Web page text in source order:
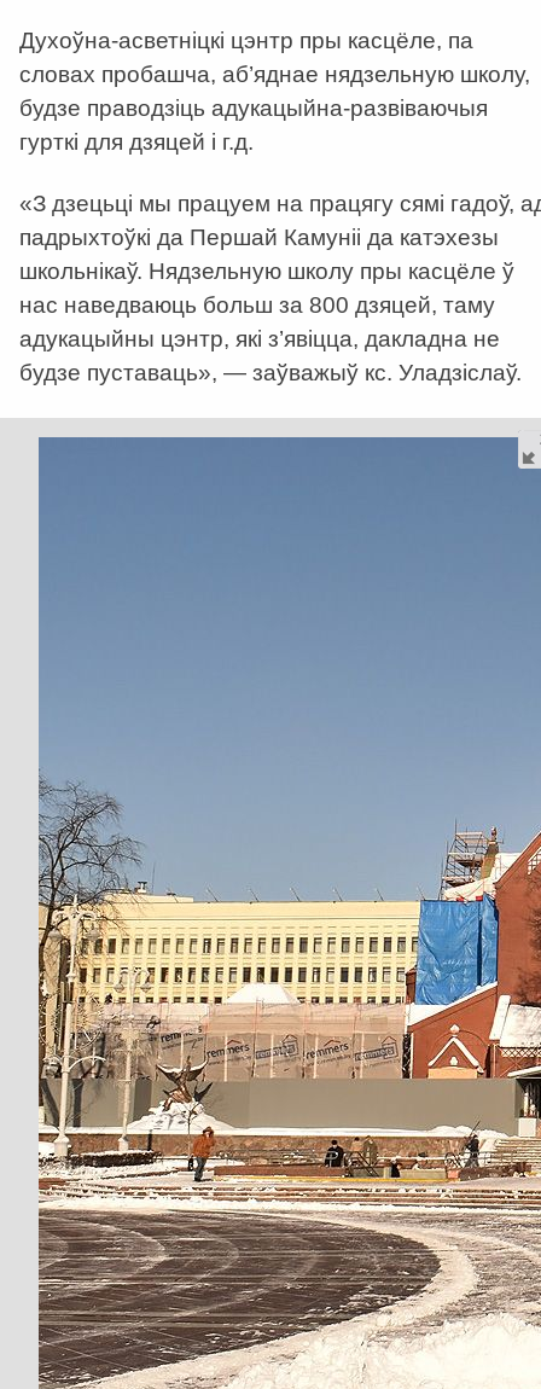
Духоўна-асветніцкі цэнтр пры касцёле, па
словах пробашча, аб’яднае нядзельную школу,
будзе праводзіць адукацыйна-развіваючыя
гурткі для дзяцей і г.д.
«З дзецьці мы працуем на працягу сямі гадоў,
падрыхтоўкі да Першай Камуніі да катэхезы
школьнікаў. Нядзельную школу пры касцёле ў
нас наведваюць больш за 800 дзяцей, таму
адукацыйны цэнтр, які з’явіцца, дакладна не
будзе пуставаць», — заўважыў кс. Уладзіслаў.